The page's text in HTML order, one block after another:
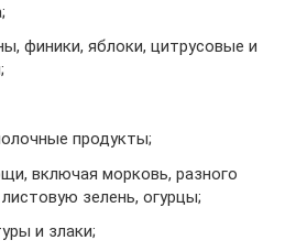
финики, яблоки, цитрусовые и
продукты;
включая морковь, разного
зелень, огурцы;
и злаки;